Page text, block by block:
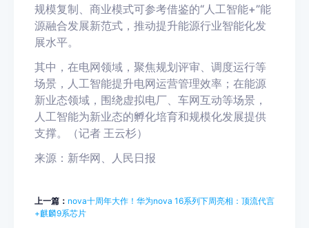
规模复制、商业模式可参考借鉴的“人工智能+”能
源融合发展新范式，推动提升能源行业智能化发
展水平。
其中，在电网领域，聚焦规划评审、调度运行等
场景，人工智能提升电网运营管理效率；在能源
新业态领域，围绕虚拟电厂、车网互动等场景，
人工智能为新业态的孵化培育和规模化发展提供
支撑。（记者 王云杉）
来源：新华网、人民日报
上一篇： nova十周年大作！华为nova 16系列下周亮相：顶流代言
+麒麟9系芯片